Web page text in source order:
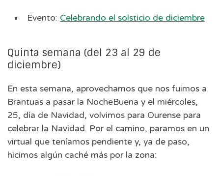
Evento: Celebrando el solsticio de diciembre
Quinta semana (del 23 al 29 de
diciembre)
En esta semana, aprovechamos que nos fuimos a
Brantuas a pasar la NocheBuena y el miércoles,
25, día de Navidad, volvimos para Ourense para
celebrar la Navidad. Por el camino, paramos en un
virtual que teníamos pendiente y, ya de paso,
hicimos algún caché más por la zona: